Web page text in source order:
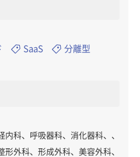
SaaS 分離型
科、呼吸器科、消化器科、、
外科、形成外科、美容外科、